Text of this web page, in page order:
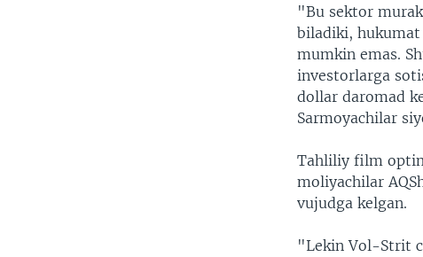
"Bu sektor
biladiki,
mumkin emas.
investorlarga
dollar daromad
Sarmoyachilar
Tahliliy film
moliyachilar
vujudga kelgan.
"Lekin Vol-Strit